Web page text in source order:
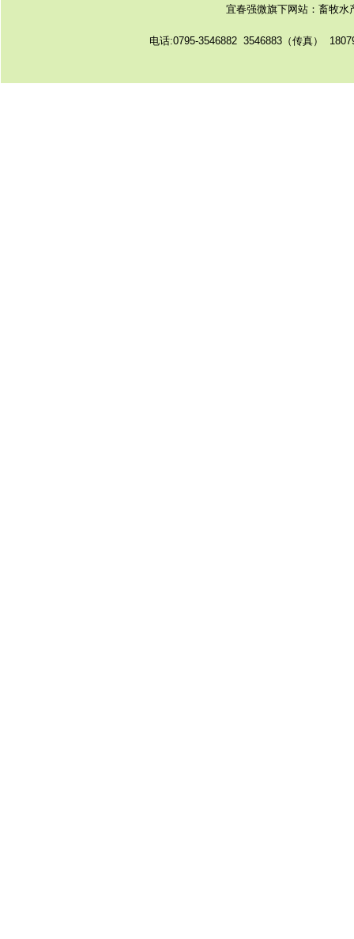
宜春强微旗下网站：畜牧水
电话:0795-3546882 3546883（传真）